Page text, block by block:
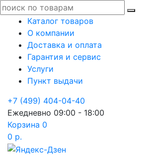
Каталог товаров
О компании
Доставка и оплата
Гарантия и сервис
Услуги
Пункт выдачи
+7 (499) 404-04-40
Ежедневно 09:00 - 18:00
Корзина 0
0 р.